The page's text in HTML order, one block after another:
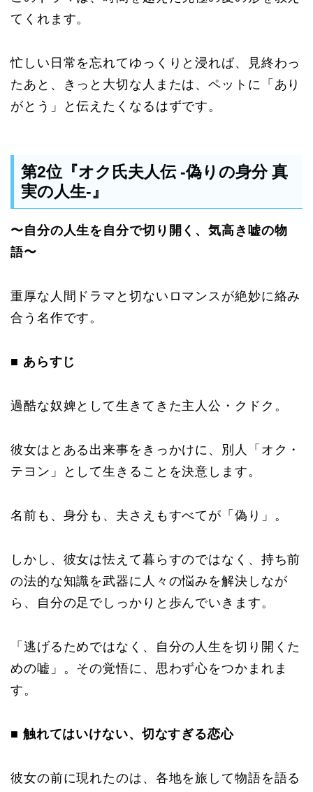
てくれます。
忙しい日常を忘れてゆっくりと浸れば、見終わっ
たあと、きっと大切な人または、ペットに「あり
がとう」と伝えたくなるはずです。
第2位『オク氏夫人伝 -偽りの身分 真
実の人生-』
〜自分の人生を自分で切り開く、気高き嘘の物
語〜
重厚な人間ドラマと切ないロマンスが絶妙に絡み
合う名作です。
■ あらすじ
過酷な奴婢として生きてきた主人公・クドク。
彼女はとある出来事をきっかけに、別人「オク・
テヨン」として生きることを決意します。
名前も、身分も、夫さえもすべてが「偽り」。
しかし、彼女は怯えて暮らすのではなく、持ち前
の法的な知識を武器に人々の悩みを解決しなが
ら、自分の足でしっかりと歩んでいきます。
「逃げるためではなく、自分の人生を切り開くた
めの嘘」。その覚悟に、思わず心をつかまれま
す。
■ 触れてはいけない、切なすぎる恋心
彼女の前に現れたのは、各地を旅して物語を語る